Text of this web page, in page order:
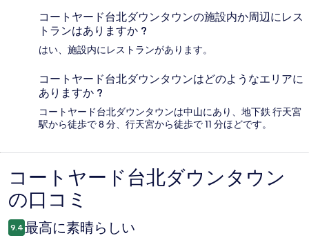
コートヤード台北ダウンタウンの施設内か周辺にレス
トランはありますか ?
はい、施設内にレストランがあります。
コートヤード台北ダウンタウンはどのようなエリアに
ありますか ?
コートヤード台北ダウンタウンは中山にあり、地下鉄 行天宮
駅から徒歩で 8 分、行天宮から徒歩で 11 分ほどです。
口
コ
ミ
コートヤード台北ダウンタウン
の口コミ
9.4 最高に素晴らしい